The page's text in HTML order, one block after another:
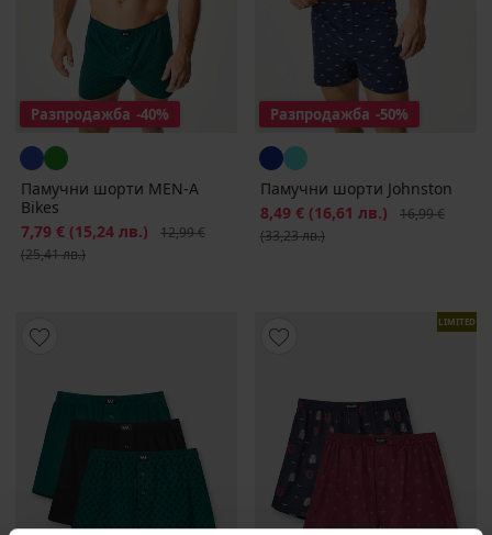
Разпродажба -40%
Памучни шорти MEN-A
Bikes
Намаление
7,79 € (15,24 лв.) Първоначална цена
12,99 €
(25,41 лв.)
Разпродажба -50%
Памучни шорти Johnston
Намаление
8,49 € (16,61 лв.)
16,99 €
(33,23 лв.)
LIMITED